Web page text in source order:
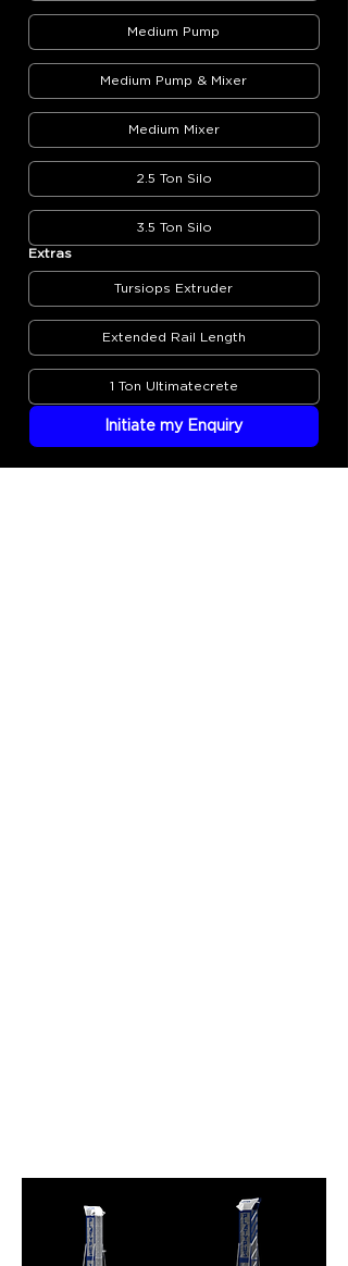
Medium Pump
Medium Pump & Mixer
Medium Mixer
2.5 Ton Silo
3.5 Ton Silo
Extras
Tursiops Extruder
Extended Rail Length
1 Ton Ultimatecrete
Initiate my Enquiry